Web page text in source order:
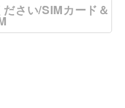
さい/SIMカード＆